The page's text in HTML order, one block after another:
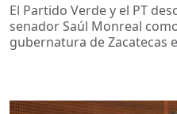
El Partido Verde y el PT
senador Saúl Monreal
gubernatura de Zacatecas